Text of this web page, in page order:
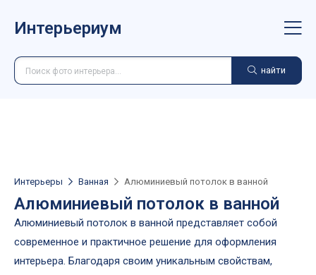
Интерьериум
найти
Интерьеры Ванная Алюминиевый потолок в ванной
Алюминиевый потолок в ванной
Алюминиевый потолок в ванной представляет собой
современное и практичное решение для оформления
интерьера. Благодаря своим уникальным свойствам,